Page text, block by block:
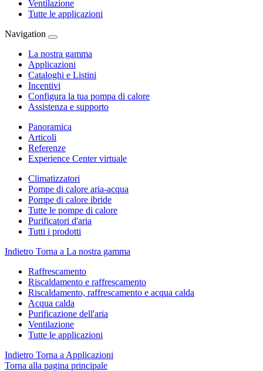
Ventilazione
Tutte le applicazioni
Navigation
La nostra gamma
Applicazioni
Cataloghi e Listini
Incentivi
Configura la tua pompa di calore
Assistenza e supporto
Panoramica
Articoli
Referenze
Experience Center virtuale
Climatizzatori
Pompe di calore aria-acqua
Pompe di calore ibride
Tutte le pompe di calore
Purificatori d'aria
Tutti i prodotti
Indietro Torna a La nostra gamma
Raffrescamento
Riscaldamento e raffrescamento
Riscaldamento, raffrescamento e acqua calda
Acqua calda
Purificazione dell'aria
Ventilazione
Tutte le applicazioni
Indietro Torna a Applicazioni
Torna alla pagina principale